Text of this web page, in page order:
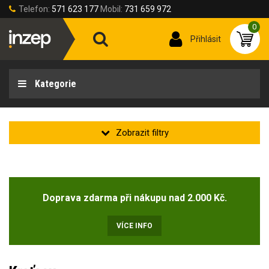
Telefon: 571 623 177 Mobil: 731 659 972
Přihlásit
0
Kategorie
Doprava zdarma při nákupu nad 2.000 Kč.
VÍCE INFO